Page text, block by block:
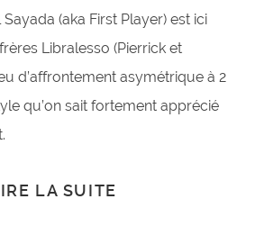
(aka First Player) est ici
Libralesso (Pierrick et
d’affrontement asymétrique à 2
qu’on sait fortement apprécié
LA SUITE